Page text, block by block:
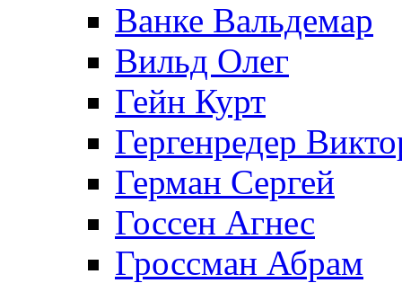
Ванке Вальдемар
Вильд Олег
Гейн Курт
Гергенредер
Герман Сергей
Госсен Агнес
Гроссман Абрам